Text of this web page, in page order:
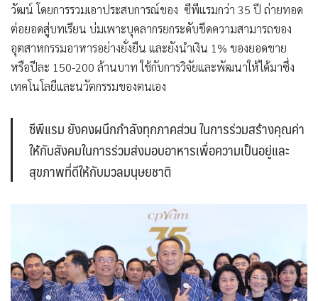
วัฒน์ โดยการรวมเอาประสบการณ์ของ ซีพีแรมกว่า 35 ปี ถ่ายทอด
ต่อยอดสู่บทเรียน บ่มเพาะบุคลากรยกระดับขีดความสามารถของ
อุตสาหกรรมอาหารอย่างยั่งยืน และยังนำเงิน 1% ของยอดขาย
หรือปีละ 150-200 ล้านบาท ใช้กับการวิจัยและพัฒนาให้ได้มาซึ่ง
เทคโนโลยีและนวัตกรรมของตนเอง
ซีพีแรม ยังคงผนึกกำลังทุกภาคส่วน ในการร่วมสร้างคุณค่า
ให้กับสังคมในการร่วมส่งมอบอาหารเพื่อความเป็นอยู่และ
สุขภาพที่ดีให้กับมวลมนุษยชาติ